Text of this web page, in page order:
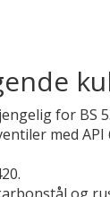
for BS
med